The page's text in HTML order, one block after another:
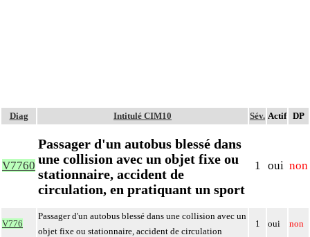
Diag Intitulé CIM10 Sév. Actif DP
V7760
Passager d'un autobus blessé dans
une collision avec un objet fixe ou
stationnaire, accident de
circulation, en pratiquant un sport
1 oui non
V776
Passager d'un autobus blessé dans une collision avec un
objet fixe ou stationnaire, accident de circulation
1 oui non